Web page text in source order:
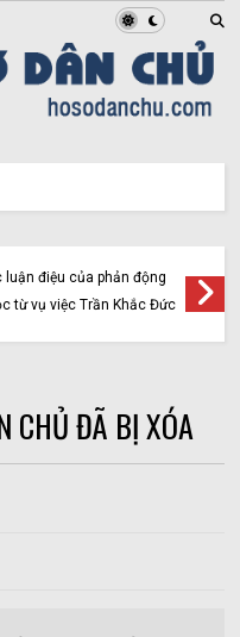
điệu của phản động
từ vụ việc Trần Khắc Đức
CHỦ ĐÃ BỊ XÓA